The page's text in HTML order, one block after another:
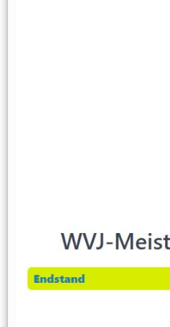
Stadtliga
männliche
History
Damen 4